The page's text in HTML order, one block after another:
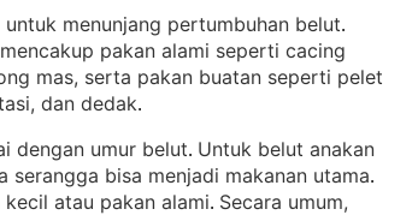
menunjang pertumbuhan belut
pakan alami seperti cacing
mas, serta pakan buatan seperti pelet
dan dedak.
dengan umur belut. Untuk belut anakan
bisa menjadi makanan utama
atau pakan alami. Secara umum,